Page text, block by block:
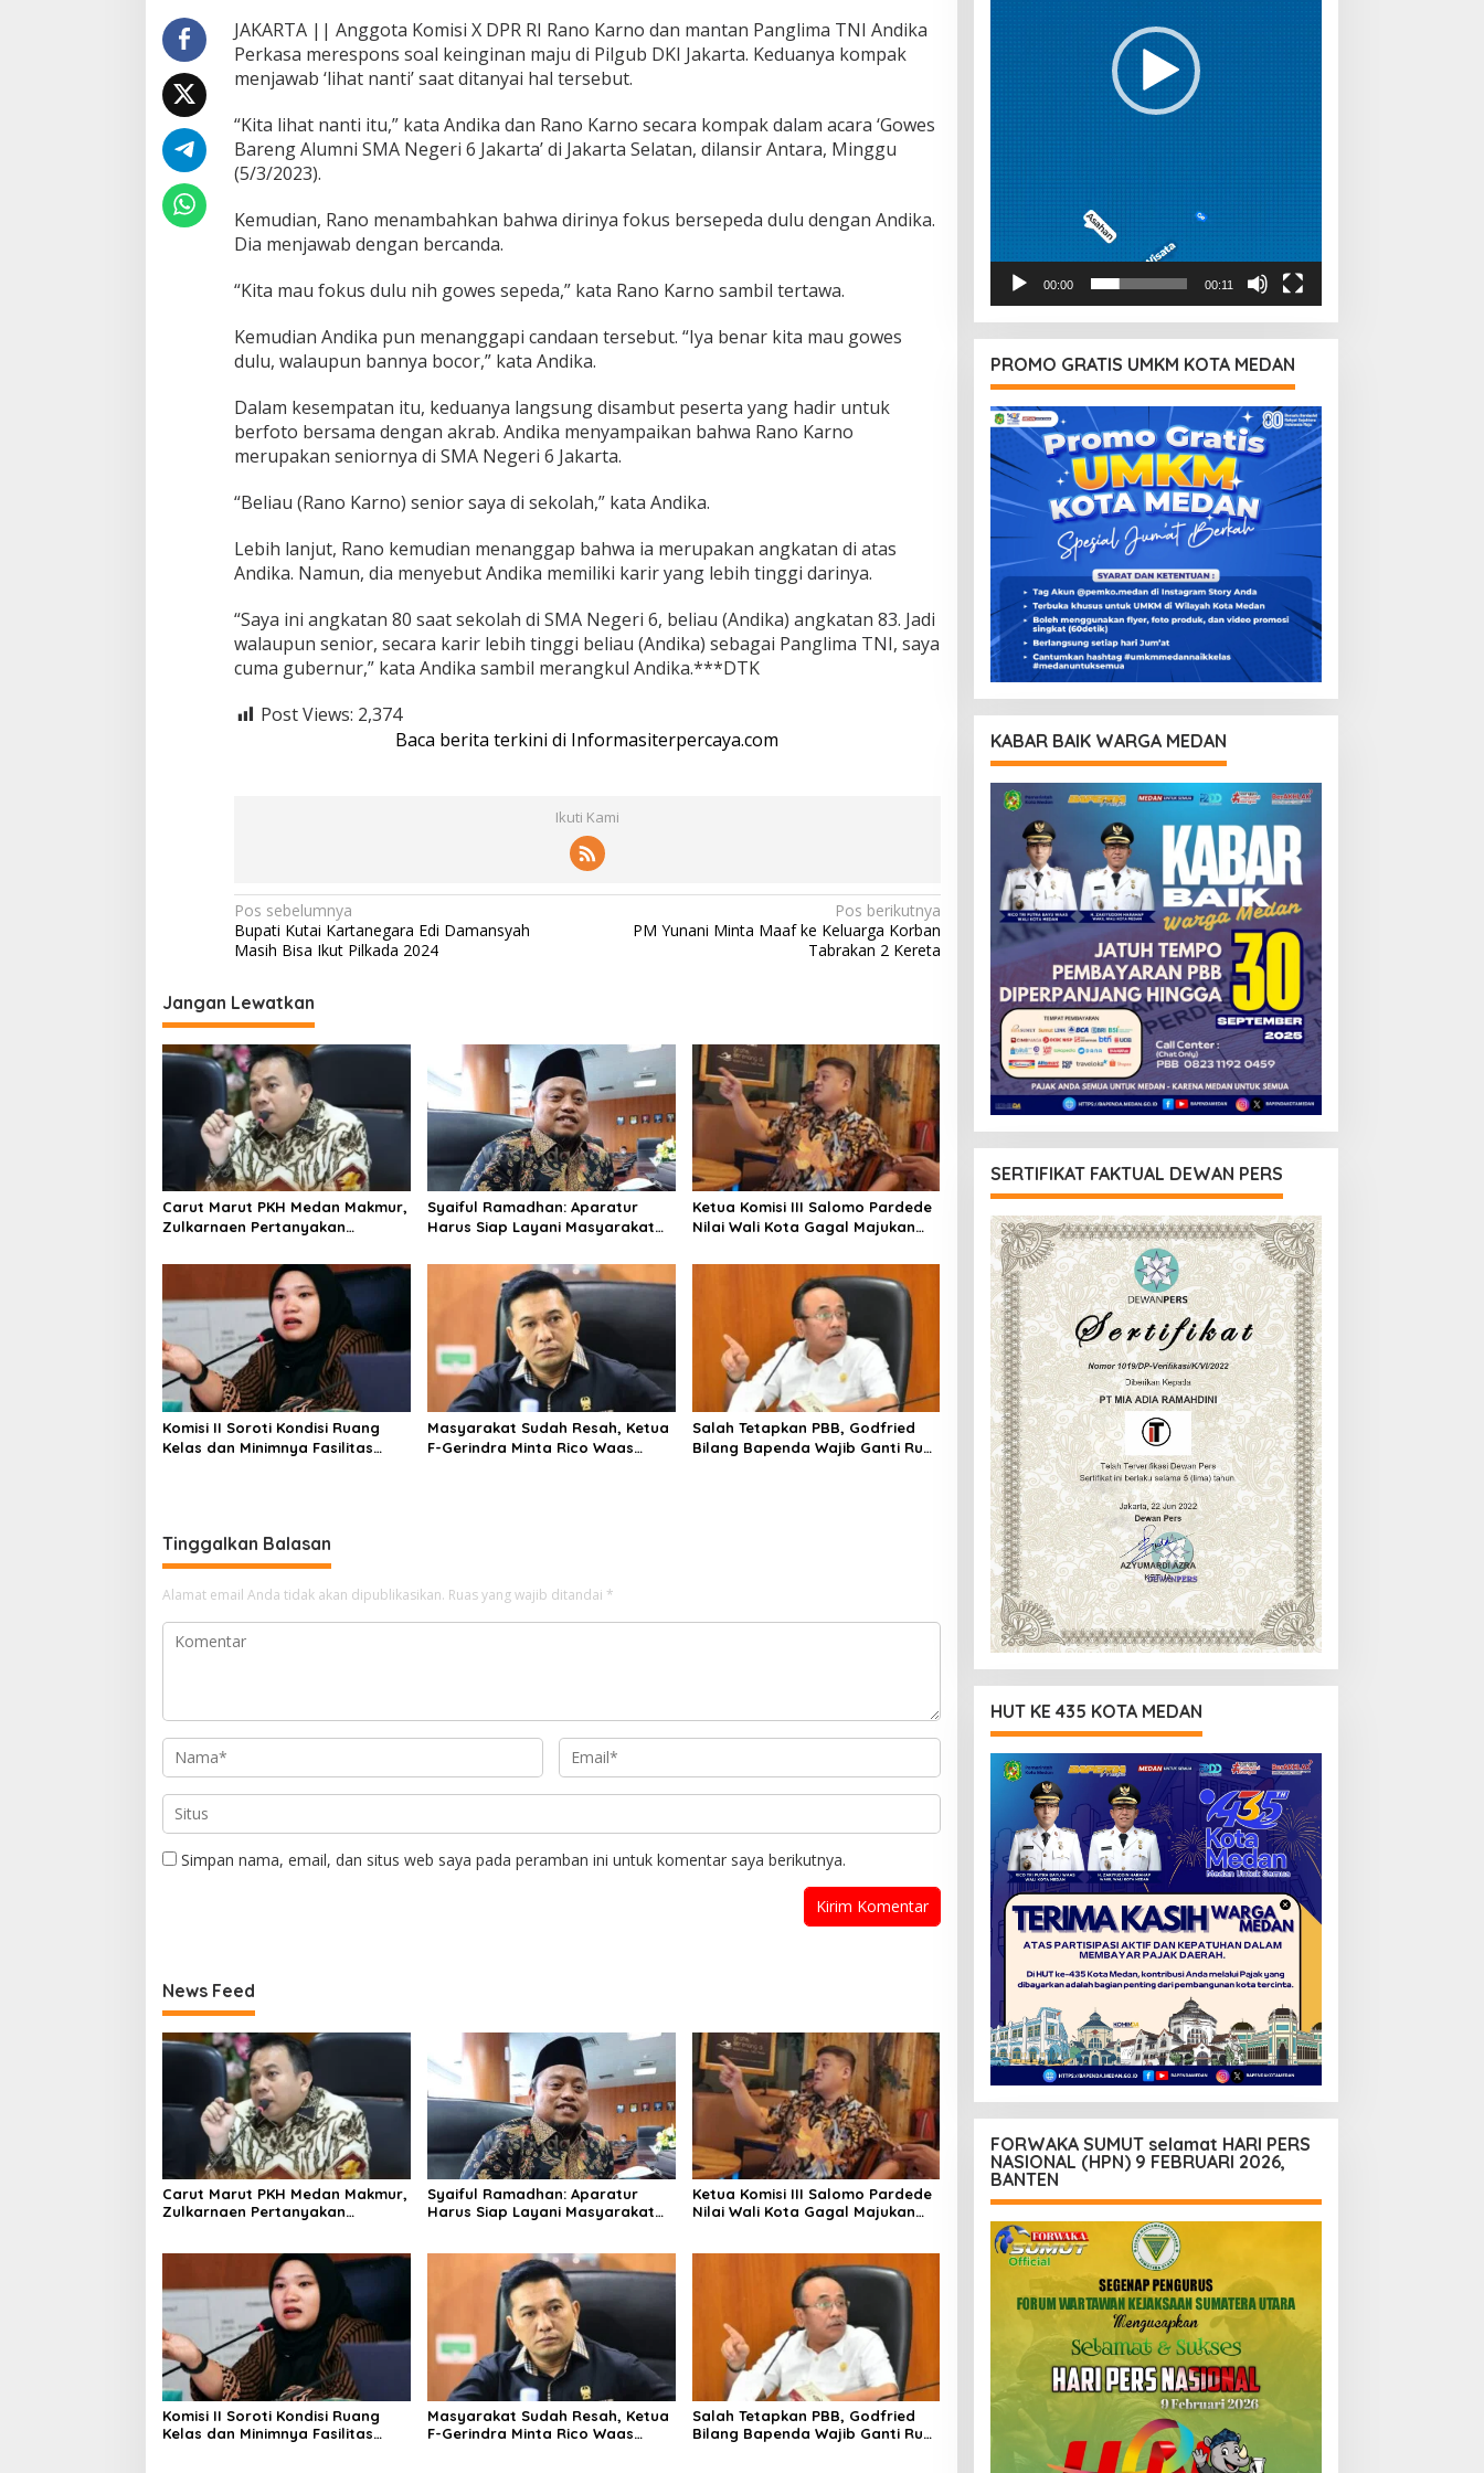
n
o
s
o
l
M
a
j
P
i
u
D
K
JAKARTA || Anggota Komisi X DPR RI Rano Karno dan mantan Panglima TNI Andika
Perkasa merespons soal keinginan maju di Pilgub DKI Jakarta. Keduanya kompak
menjawab ‘lihat nanti’ saat ditanyai hal tersebut.
“Kita lihat nanti itu,” kata Andika dan Rano Karno secara kompak dalam acara ‘Gowes
Bareng Alumni SMA Negeri 6 Jakarta’ di Jakarta Selatan, dilansir Antara, Minggu
(5/3/2023).
Kemudian, Rano menambahkan bahwa dirinya fokus bersepeda dulu dengan Andika.
Dia menjawab dengan bercanda.
“Kita mau fokus dulu nih gowes sepeda,” kata Rano Karno sambil tertawa.
Kemudian Andika pun menanggapi candaan tersebut. “Iya benar kita mau gowes
dulu, walaupun bannya bocor,” kata Andika.
Dalam kesempatan itu, keduanya langsung disambut peserta yang hadir untuk
berfoto bersama dengan akrab. Andika menyampaikan bahwa Rano Karno
merupakan seniornya di SMA Negeri 6 Jakarta.
“Beliau (Rano Karno) senior saya di sekolah,” kata Andika.
Lebih lanjut, Rano kemudian menanggap bahwa ia merupakan angkatan di atas
Andika. Namun, dia menyebut Andika memiliki karir yang lebih tinggi darinya.
“Saya ini angkatan 80 saat sekolah di SMA Negeri 6, beliau (Andika) angkatan 83. Jadi
walaupun senior, secara karir lebih tinggi beliau (Andika) sebagai Panglima TNI, saya
cuma gubernur,” kata Andika sambil merangkul Andika.***DTK
Post Views: 2,374
Baca berita terkini di Informasiterpercaya.com
Ikuti Kami
N
a
i
g
a
s
i
p
o
s
Pos sebelumnya
Bupati Kutai Kartanegara Edi Damansyah
Masih Bisa Ikut Pilkada 2024
Pos berikutnya
PM Yunani Minta Maaf ke Keluarga Korban
Tabrakan 2 Kereta
Jangan Lewatkan
Carut Marut PKH Medan Makmur,
Zulkarnaen Pertanyakan
Bansos
Syaiful Ramadhan: Aparatur
Harus Siap Layani Masyarakat
Ketua Komisi III Salomo Pardede
Nilai Wali Kota Gagal Majukan
Setiap Tahun
Komisi II Soroti Kondisi Ruang
Kelas dan Minimnya Fasilitas
Masyarakat Sudah Resah, Ketua
F-Gerindra Minta Rico Waas
Salah Tetapkan PBB, Godfried
Bilang Bapenda Wajib Ganti Rugi
Tinggalkan Balasan
Alamat email Anda tidak akan dipublikasikan. Ruas yang wajib ditandai *
Simpan nama, email, dan situs web saya pada peramban ini untuk komentar saya berikutnya.
News Feed
Carut Marut PKH Medan Makmur,
Zulkarnaen Pertanyakan
Syaiful Ramadhan: Aparatur
Harus Siap Layani Masyarakat
Ketua Komisi III Salomo Pardede
Nilai Wali Kota Gagal Majukan
Komisi II Soroti Kondisi Ruang
Kelas dan Minimnya Fasilitas
Masyarakat Sudah Resah, Ketua
F-Gerindra Minta Rico Waas
Salah Tetapkan PBB, Godfried
Bilang Bapenda Wajib Ganti Rugi
00:00 00:11
PROMO GRATIS UMKM KOTA MEDAN
KABAR BAIK WARGA MEDAN
SERTIFIKAT FAKTUAL DEWAN PERS
HUT KE 435 KOTA MEDAN
FORWAKA SUMUT selamat HARI PERS
NASIONAL (HPN) 9 FEBRUARI 2026,
BANTEN